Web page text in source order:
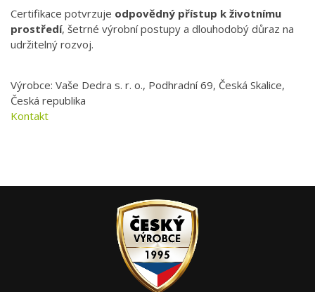
Certifikace potvrzuje odpovědný přístup k životnímu
prostředí, šetrné výrobní postupy a dlouhodobý důraz na
udržitelný rozvoj.
Výrobce: Vaše Dedra s. r. o., Podhradní 69, Česká Skalice,
Česká republika
Kontakt